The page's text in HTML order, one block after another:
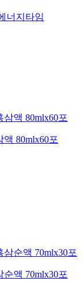
너지타임
80mlx60포
액 70mlx30포